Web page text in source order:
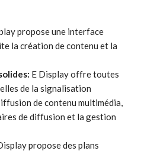
propose une interface
la création de contenu et la
E Display offre toutes
de la signalisation
de contenu multimédia,
de diffusion et la gestion
propose des plans